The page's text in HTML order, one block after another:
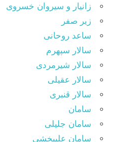
زانیار و سیروان خسروی
زیر صفر
ساعد روحانی
سالار سپهرم
سالار شیرمردی
سالار عقیلی
سالار قنبری
سامان
سامان جلیلی
سامان علیبخشی